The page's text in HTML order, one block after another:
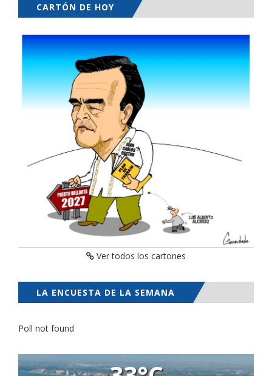
CARTÓN DE HOY
Ver todos los cartones
LA ENCUESTA DE LA SEMANA
Poll not found